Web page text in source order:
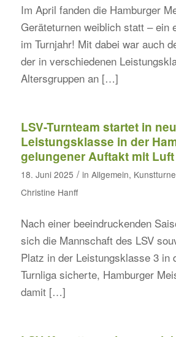
Im April fanden die Hamburger
Geräteturnen weiblich statt – ein
im Turnjahr! Mit dabei war auch
der in verschiedenen
Altersgruppen an […]
LSV-Turnteam startet in
Leistungsklasse in der
gelungener Auftakt mit
18. Juni 2025 / in Allgemein,
Christine Hanff
Nach einer beeindruckenden
sich die Mannschaft des LSV
Platz in der Leistungsklasse 3 in
Turnliga sicherte, Hamburger
damit […]